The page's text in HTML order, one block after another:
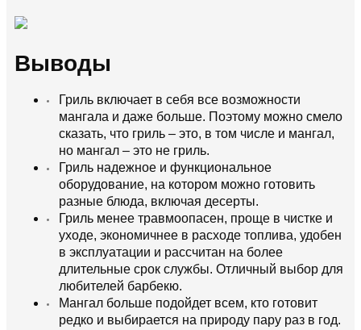
Выводы
Гриль включает в себя все возможности
мангала и даже больше. Поэтому можно смело
сказать, что гриль – это, в том числе и мангал,
но мангал – это не гриль.
Гриль надежное и функциональное
оборудование, на котором можно готовить
разные блюда, включая десерты.
Гриль менее травмоопасен, проще в чистке и
уходе, экономичнее в расходе топлива, удобен
в эксплуатации и рассчитан на более
длительные срок службы. Отличный выбор для
любителей барбекю.
Мангал больше подойдет всем, кто готовит
редко и выбирается на природу пару раз в год.